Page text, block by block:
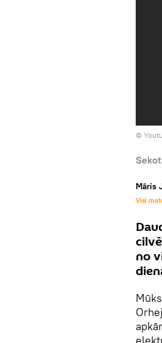
©
Māris
Visi
no